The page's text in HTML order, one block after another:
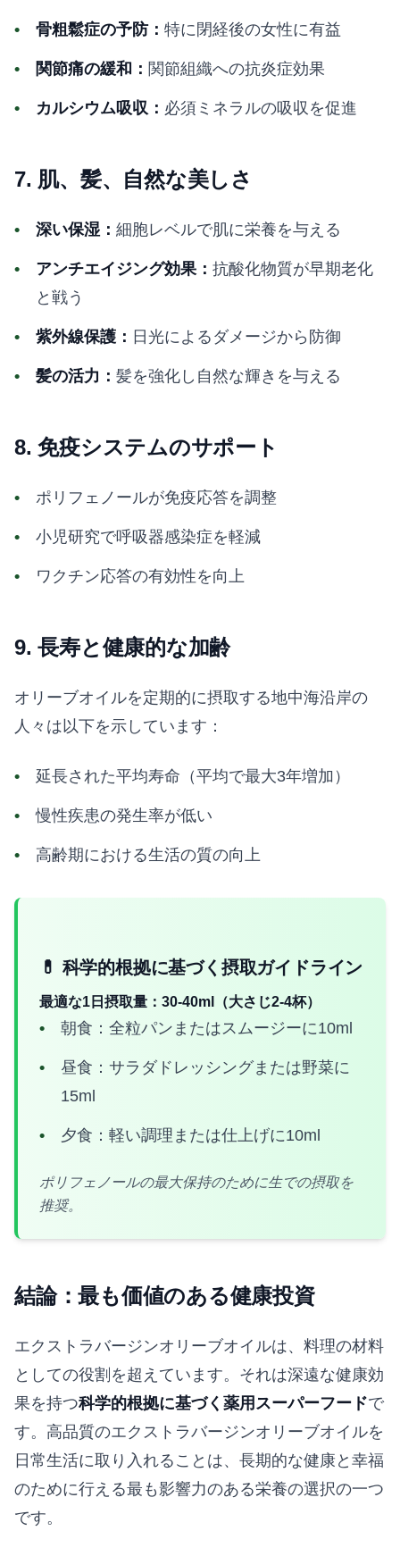
骨粗鬆症の予防： 特に閉経後の女性に有益
関節痛の緩和： 関節組織への抗炎症効果
カルシウム吸収： 必須ミネラルの吸収を促進
7. 肌、髪、自然な美しさ
深い保湿： 細胞レベルで肌に栄養を与える
アンチエイジング効果： 抗酸化物質が早期老化
と戦う
紫外線保護： 日光によるダメージから防御
髪の活力： 髪を強化し自然な輝きを与える
8. 免疫システムのサポート
ポリフェノールが免疫応答を調整
小児研究で呼吸器感染症を軽減
ワクチン応答の有効性を向上
9. 長寿と健康的な加齢
オリーブオイルを定期的に摂取する地中海沿岸の
人々は以下を示しています：
延長された平均寿命（平均で最大3年増加）
慢性疾患の発生率が低い
高齢期における生活の質の向上
💊 科学的根拠に基づく摂取ガイドライン
最適な1日摂取量：30-40ml（大さじ2-4杯）
朝食：全粒パンまたはスムージーに10ml
昼食：サラダドレッシングまたは野菜に
15ml
夕食：軽い調理または仕上げに10ml
ポリフェノールの最大保持のために生での摂取を
推奨。
結論：最も価値のある健康投資
エクストラバージンオリーブオイルは、料理の材料
としての役割を超えています。それは深遠な健康効
果を持つ科学的根拠に基づく薬用スーパーフードで
す。高品質のエクストラバージンオリーブオイルを
日常生活に取り入れることは、長期的な健康と幸福
のために行える最も影響力のある栄養の選択の一つ
です。